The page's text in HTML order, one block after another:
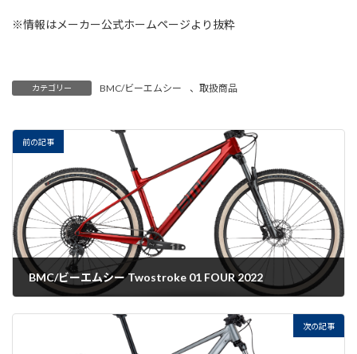
※情報はメーカー公式ホームページより抜粋
カテゴリー BMC/ビーエムシー 、 取扱商品
前の記事
BMC/ビーエムシー Twostroke 01 FOUR 2022
次の記事